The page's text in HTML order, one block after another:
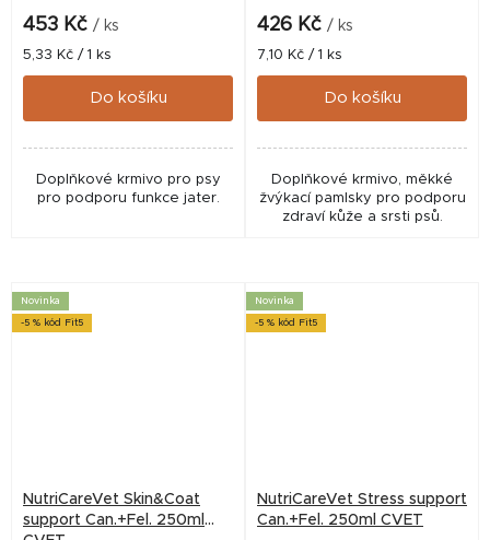
453 Kč / ks
Měrná
cena:
5,33 Kč / 1 ks
Do košíku
Doplňkové krmivo pro psy
pro podporu funkce jater.
426 Kč / ks
Měrná
cena:
7,10 Kč / 1 ks
Do košíku
Doplňkové krmivo, měkké
žvýkací pamlsky pro podporu
zdraví kůže a srsti psů.
Novinka
-5 % kód Fit5
NutriCareVet Skin&Coat
support Can.+Fel. 250ml
Novinka
-5 % kód Fit5
NutriCareVet Stress support
Can.+Fel. 250ml CVET